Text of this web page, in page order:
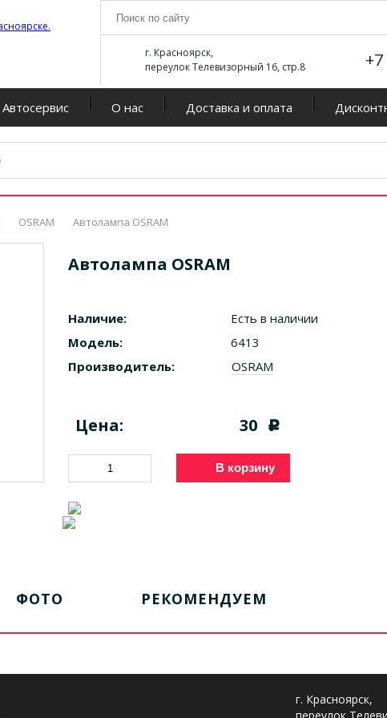
г. Красноярск,
переулок Телевизорный 16, стр.8
Автосервис О нас Доставка и оплата
OSRAM Автолампа OSRAM
Автолампа OSRAM
Наличие:
Есть в наличии
Модель:
6413
Производитель:
OSRAM
Цена: 30 c
В корзину
ФОТО РЕКОМЕНДУЕМ
г. Красноярск,